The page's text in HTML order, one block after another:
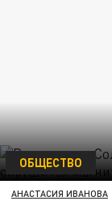
ОБЩЕСТВО
АНАСТАСИЯ ИВАНОВА